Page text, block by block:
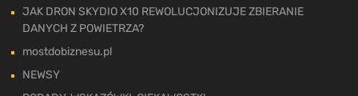
JAK DRON SKYDIO X10 REWOLUCJONIZUJE ZBIERANIE
DANYCH Z POWIETRZA?
mostdobiznesu.pl
NEWSY